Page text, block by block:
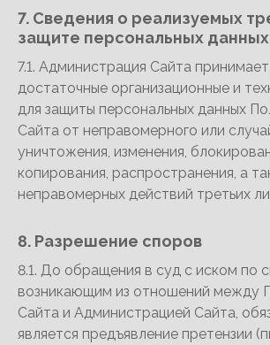
7. Сведения о реализуемых
защите персональных данных
7.1. Администрация Сайта
достаточные организационные и
для защиты персональных данных
Сайта от неправомерного или
уничтожения, изменения,
копирования, распространения, а
неправомерных действий третьих
8. Разрешение споров
8.1. До обращения в суд с иском по
возникающим из отношений между
Сайта и Администрацией Сайта,
является предъявление претензии